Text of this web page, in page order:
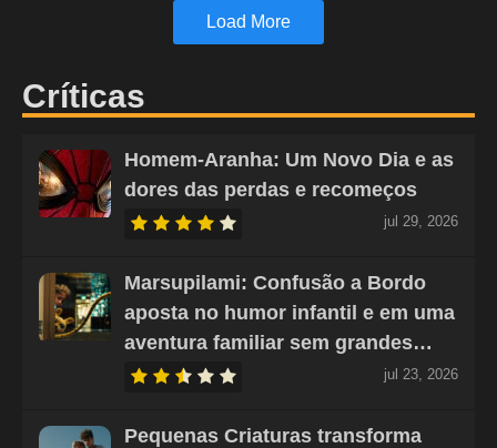
Load More
Críticas
Homem-Aranha: Um Novo Dia e as
dores das perdas e recomeços
jul 29, 2026
Marsupilami: Confusão a Bordo
aposta no humor infantil e em uma
aventura familiar sem grandes…
jul 23, 2026
Pequenas Criaturas transforma